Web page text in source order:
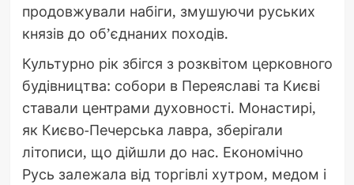
продовжували набіги, змушуючи руських
князів до об’єднаних походів.
Культурно рік збігся з розквітом церковного
будівництва: собори в Переяславі та Києві
ставали центрами духовності. Монастирі,
як Києво-Печерська лавра, зберігали
літописи, що дійшли до нас. Економічно
Русь залежала від торгівлі хутром, медом і